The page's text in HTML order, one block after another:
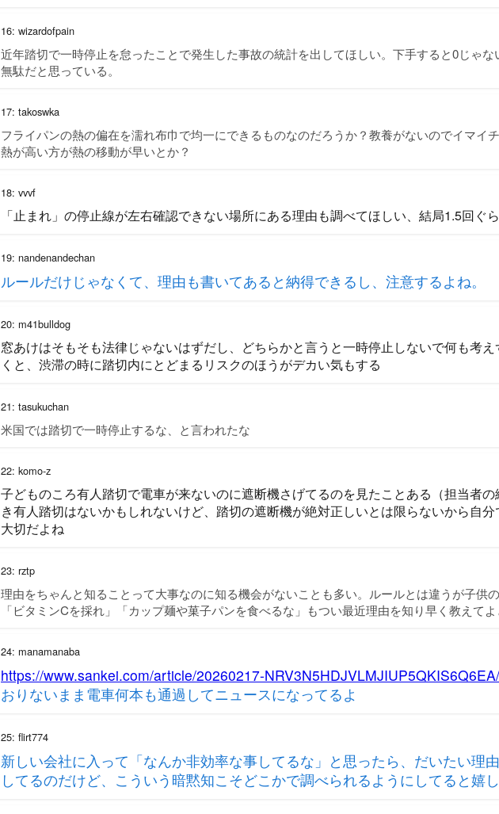
16: wizardofpain
近年踏切で一時停止を怠ったことで発生した事故の統計を出してほしい。下手すると0じゃな
無駄だと思っている。
17: takoswka
フライパンの熱の偏在を濡れ布巾で均一にできるものなのだろうか？教養がないのでイマイチ
熱が高い方が熱の移動が早いとか？
18: vvvf
「止まれ」の停止線が左右確認できない場所にある理由も調べてほしい、結局1.5回ぐ
19: nandenandechan
ルールだけじゃなくて、理由も書いてあると納得できるし、注意するよね。
20: m41bulldog
窓あけはそもそも法律じゃないはずだし、どちらかと言うと一時停止しないで何も考
くと、渋滞の時に踏切内にとどまるリスクのほうがデカい気もする
21: tasukuchan
米国では踏切で一時停止するな、と言われたな
22: komo-z
子どものころ有人踏切で電車が来ないのに遮断機さげてるのを見たことある（担当者
き有人踏切はないかもしれないけど、踏切の遮断機が絶対正しいとは限らないから自
大切だよね
23: rztp
理由をちゃんと知ることって大事なのに知る機会がないことも多い。ルールとは違うが子供
「ビタミンCを採れ」「カップ麺や菓子パンを食べるな」もつい最近理由を知り早く教えて
24: manamanaba
https://www.sankei.com/article/20260217-NRV3N5HDJVLMJIUP5QKIS6Q6EA/
おりないまま電車何本も通過してニュースになってるよ
25: flirt774
新しい会社に入って「なんか非効率な事してるな」と思ったら、だいたい理
してるのだけど、こういう暗黙知こそどこかで調べられるようにしてると嬉